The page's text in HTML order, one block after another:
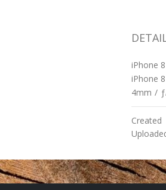
iPhone
iPhone
4mm /
Created